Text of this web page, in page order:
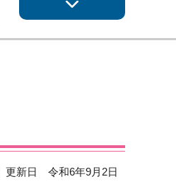
更新日 令和6年9月2日